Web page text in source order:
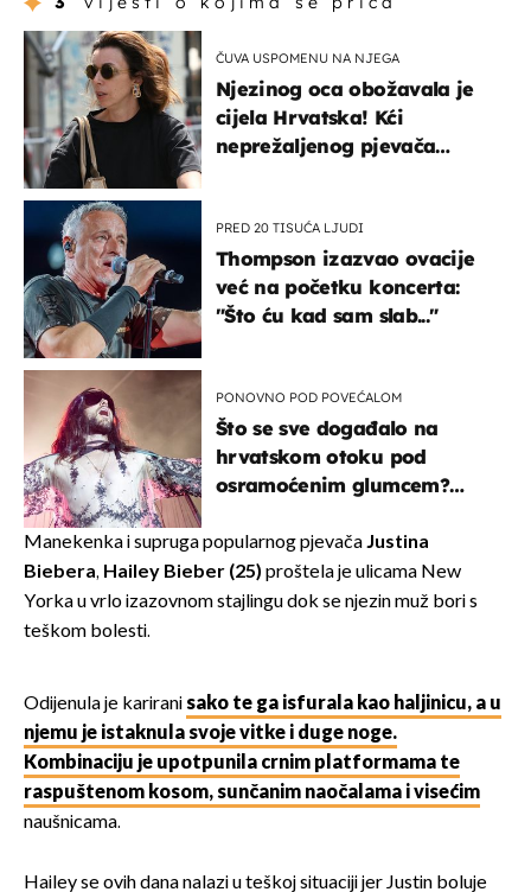
ČUVA USPOMENU NA NJEGA
Njezinog oca obožavala je
cijela Hrvatska! Kći
neprežaljenog pjevača
PRED 20 TISUĆA LJUDI
Thompson izazvao ovacije
već na početku koncerta:
"Što ću kad sam slab..."
PONOVNO POD POVEĆALOM
Što se sve događalo na
hrvatskom otoku pod
osramoćenim glumcem?
izazivaju nevjericu
Manekenka i supruga popularnog pjevačaJustina
Biebera, Hailey Bieber (25) proštela je ulicama New
Yorka u vrlo izazovnom stajlingu dok se njezin muž bori s
teškom bolesti.
Odijenula je kariranisako te ga isfurala kao haljinicu, a u
njemu je istaknula svoje vitke i duge noge.
Kombinaciju je upotpunila crnim platformama te
raspuštenom kosom, sunčanim naočalama i visećim
naušnicama.
Hailey se ovih dana nalazi u teškoj situaciji jer Justin boluje